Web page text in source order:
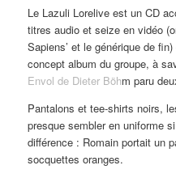
Le Lazuli Lorelive est un CD
titres audio et seize en vidéo
Sapiens’ et le générique de
concept album du groupe, à
Envol de Dieter Böhm paru
Pantalons et tee-shirts noirs,
presque sembler en uniforme
différence : Romain portait un
socquettes oranges.